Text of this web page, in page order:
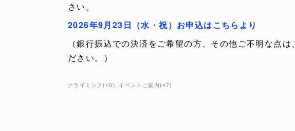
さい。
2026年9月23日（水・祝）お申込はこちらより
（銀行振込での決済をご希望の方、その他ご不明な点は、
ださい。）
クライミング( 10 ) イベントご案内(47)